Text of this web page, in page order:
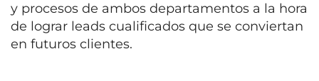
y procesos de ambos departamentos a la hora
de lograr leads cualificados que se conviertan
en futuros clientes.